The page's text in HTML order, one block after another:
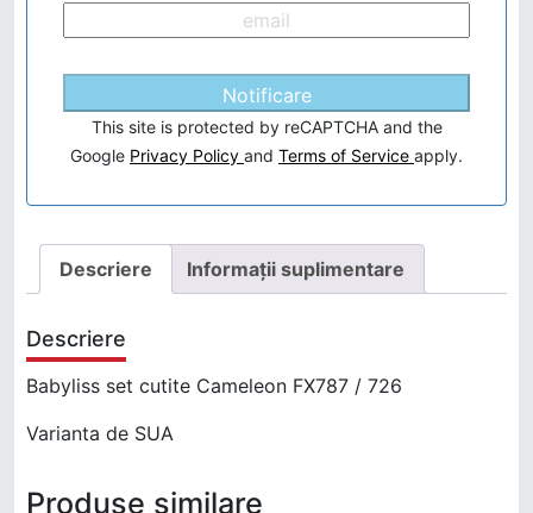
Notificare
This site is protected by reCAPTCHA and the
Google Privacy Policy and Terms of Service apply.
Descriere Informații suplimentare
Descriere
Babyliss set cutite Cameleon FX787 / 726
Varianta de SUA
Produse similare